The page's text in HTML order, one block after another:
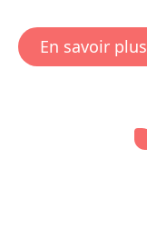
En savoir plus